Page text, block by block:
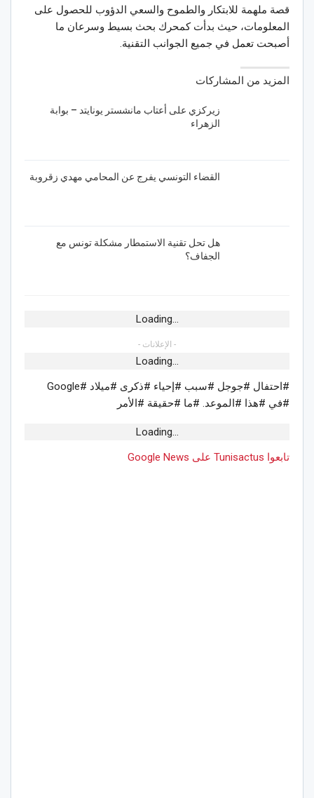
قصة ملهمة للابتكار والطموح والسعي الدؤوب للحصول على
المعلومات، حيث بدأت كمحرك بحث بسيط وسرعان ما
أصبحت تعمل في جميع الجوانب التقنية.
المزيد من المشاركات
زيركزي على أعتاب مانشستر يونايتد – بوابة
الزهراء
القضاء التونسي يفرج عن المحامي مهدي زقروبة
هل تحل تقنية الاستمطار مشكلة تونس مع
الجفاف؟
Loading...
- الإعلانات -
Loading...
#احتفال #جوجل #سبب #إحياء #ذكرى #ميلاد #Google
#في #هذا #الموعد. #ما #حقيقة #الأمر
Loading...
تابعوا Tunisactus على Google News